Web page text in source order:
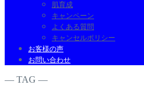
肌育成
キャンペーン
よくある質問
キャンセルポリシー
お客様の声
お問い合わせ
― TAG ―